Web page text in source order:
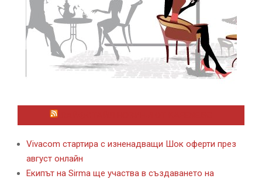
Vivacom стартира с изненадващи Шок оферти през
август онлайн
Екипът на Sirma ще участва в създаването на